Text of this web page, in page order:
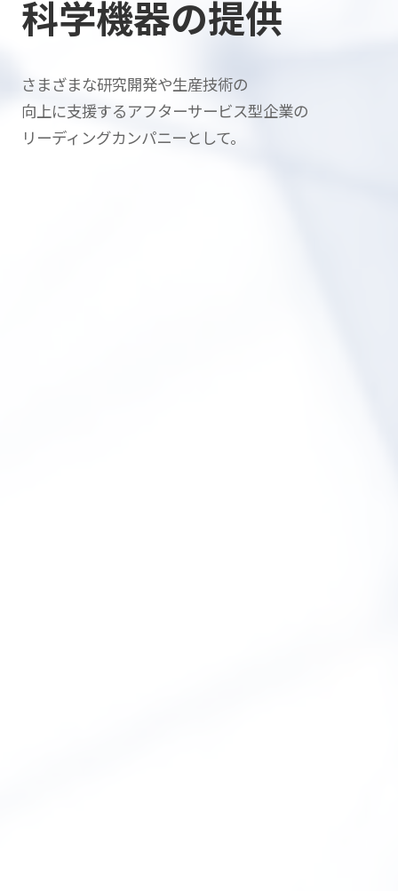
科学機器の提供
さまざまな研究開発や生産技術の
向上に支援するアフターサービス型企業の
リーディングカンパニーとして。